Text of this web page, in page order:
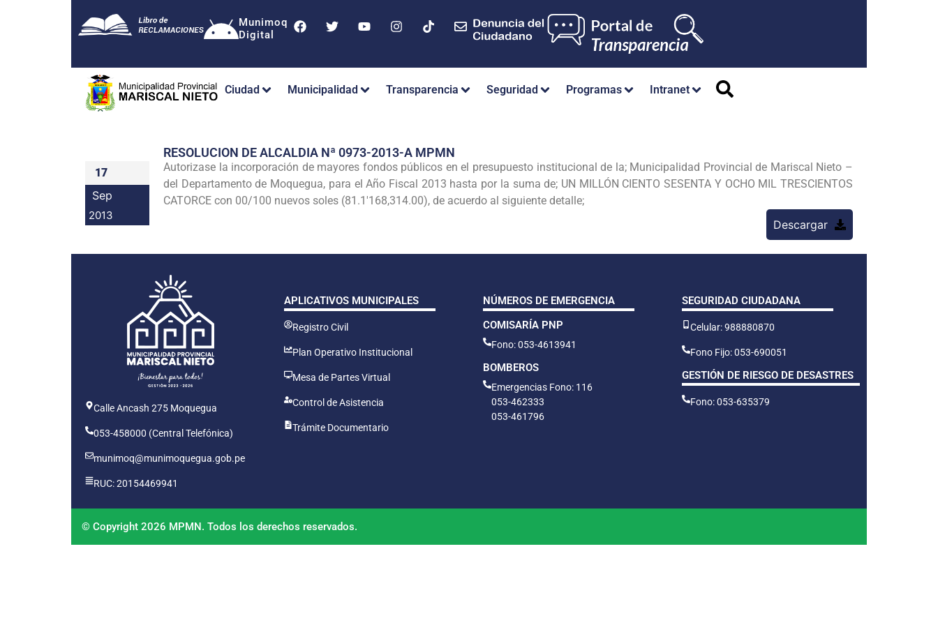
Munimoq
Digital
Ciudad Municipalidad Transparencia Seguridad Programas Intranet
17
Sep
2013
RESOLUCION DE ALCALDIA Nª 0973-2013-A MPMN
Autorizase la incorporación de mayores fondos públicos en el presupuesto institucional de la; Municipalidad Provincial de Mariscal Nieto –
del Departamento de Moquegua, para el Año Fiscal 2013 hasta por la suma de; UN MILLÓN CIENTOSESENTA Y OCHO MIL TRESCIENTOS
CATORCE con 00/100 nuevos soles (81.1'168,314.00), de acuerdo al siguiente detalle;
Descargar
Calle Ancash 275 Moquegua
053-458000 (Central Telefónica)
munimoq@munimoquegua.gob.pe
RUC: 20154469941
APLICATIVOS MUNICIPALES
Registro Civil
Plan Operativo Institucional
Mesa de Partes Virtual
Control de Asistencia
Trámite Documentario
NÚMEROS DE EMERGENCIA
COMISARÍA PNP
Fono: 053-4613941
BOMBEROS
Emergencias Fono: 116
053-462333
053-461796
SEGURIDAD CIUDADANA
Celular: 988880870
Fono Fijo: 053-690051
GESTIÓN DE RIESGO DE DESASTRES
Fono: 053-635379
© Copyright 2026 MPMN. Todos los derechos reservados.